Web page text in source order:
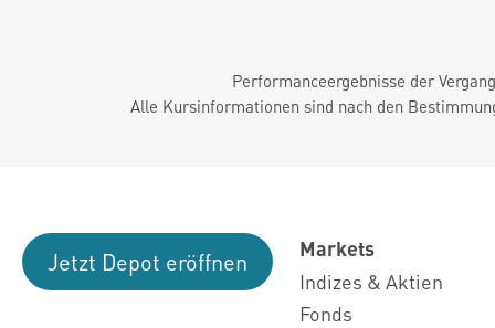
Performanceergebnisse der
Alle Kursinformationen sind nach den
Jetzt Depot eröffnen
Markets
Indizes & Aktien
Fonds